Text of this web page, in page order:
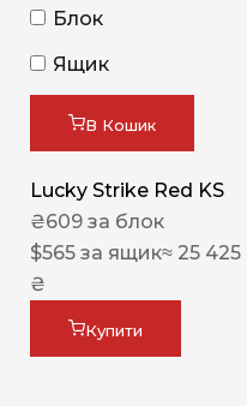
Блок
Ящик
В Кошик
Lucky Strike Red KS
₴609 за блок
$565 за ящик≈ 25 425
₴
Купити